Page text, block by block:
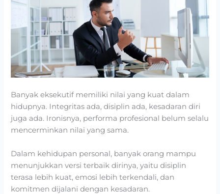
Banyak eksekutif memiliki nilai yang kuat dalam
hidupnya. Integritas ada, disiplin ada, kesadaran diri
juga ada. Ironisnya, performa profesional belum selalu
mencerminkan nilai yang sama.
Dalam kehidupan personal, banyak orang mampu
menunjukkan versi terbaik dirinya, yaitu disiplin
terasa lebih kuat, emosi lebih terkendali, dan
komitmen dijalani dengan kesadaran.